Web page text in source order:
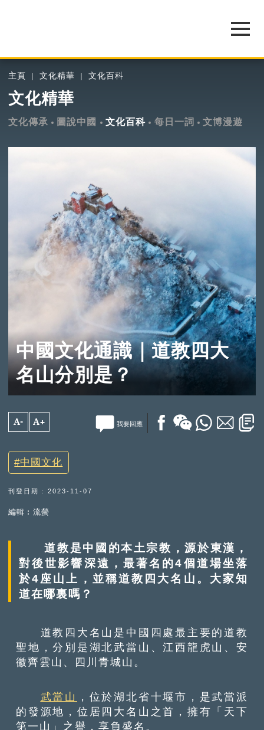
主頁 文化精華 文化百科
文化精華
文化傳承 圖說中國 文化百科 每日一詞 文博漫遊
中國文化通識｜道教四大
名山分別是？
A- A+ 我要回應
中國文化
刊登日期 : 2023-11-07
編輯︰流螢
道教是中國的本土宗教，源於東漢，
對後世影響深遠，最著名的4個道場坐落
於4座山上，並稱道教四大名山。大家知
道在哪裏嗎？
道教四大名山是中國四處最主要的道教
聖地，分別是湖北武當山、江西龍虎山、安
徽齊雲山、四川青城山。
武當山
，位於湖北省十堰市，是武當派
的發源地，位居四大名山之首，擁有「天下
第一山」之譽，享負盛名。